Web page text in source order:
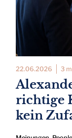
22.06.2026 3
richtige
kein